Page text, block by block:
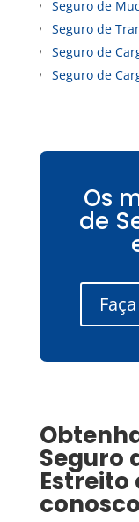
Seguro de
Seguro de
Seguro de
Seguro de
Os
de
Seguro
Estreito
conosco